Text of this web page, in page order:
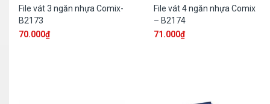
File vát 3 ngăn nhựa Comix-
B2173
70.000₫
File vát 4 ngăn nhựa Comix
– B2174
71.000₫